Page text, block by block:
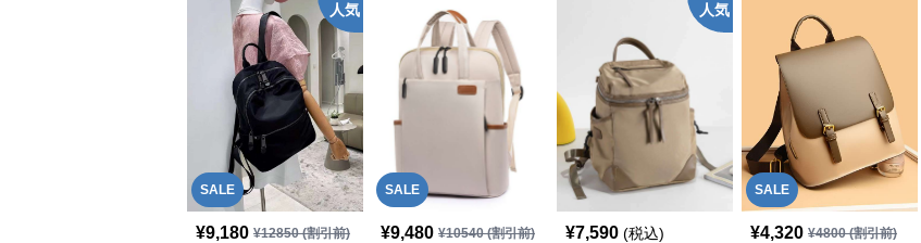
SALE
人気
¥9,180 ¥12850(割引前)
SALE
¥9,480 ¥10540(割引前)
人気
¥7,590 (税込)
SALE
¥4,320 ¥4800(割引前)